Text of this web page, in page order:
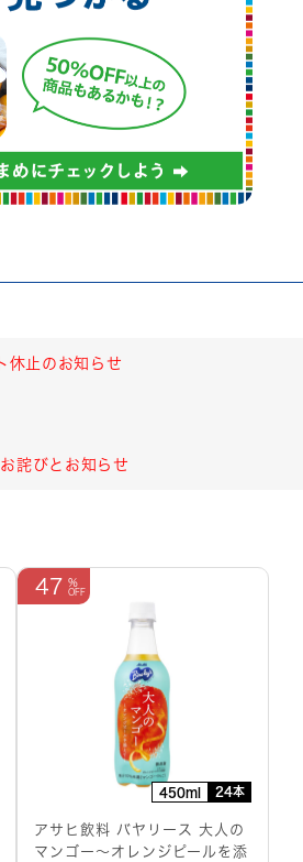
休止のお知らせ
詫びとお知らせ
450ml 24本
47
アサヒ飲料 バヤリース 大人の
マンゴー～オレンジピールを添